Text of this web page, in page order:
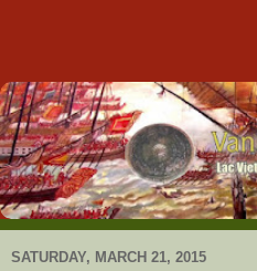
SATURDAY, MARCH 21, 2015